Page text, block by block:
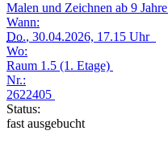
Malen und Zeichnen ab 9 Jahre
Wann:
Do., 30.04.2026, 17.15 Uhr
Wo:
Raum 1.5 (1. Etage)
Nr.:
2622405
Status:
fast ausgebucht